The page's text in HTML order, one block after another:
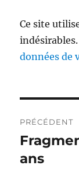
Ce site
données de
de
l’article
PRÉCÉDENT
Publication
précédente :
ans